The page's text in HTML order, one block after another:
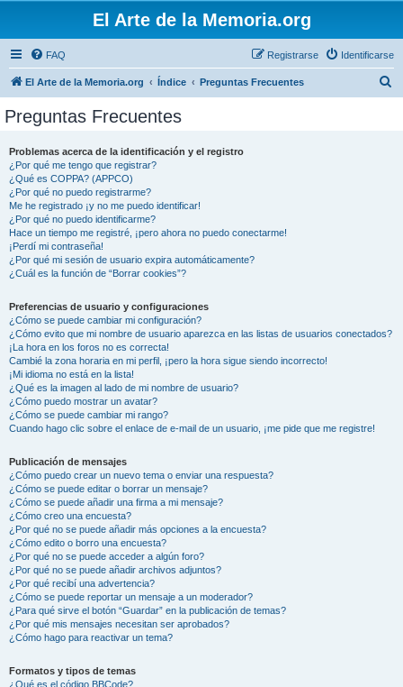
El Arte de la Memoria.org
FAQ Identificarse
Registrarse
El Arte de la Memoria.org Índice Preguntas Frecuentes
Preguntas Frecuentes
Problemas acerca de la identificación y el registro
¿Por qué me tengo que registrar?
¿Qué es COPPA? (APPCO)
¿Por qué no puedo registrarme?
Me he registrado ¡y no me puedo identificar!
¿Por qué no puedo identificarme?
Hace un tiempo me registré, ¡pero ahora no puedo conectarme!
¡Perdí mi contraseña!
¿Por qué mi sesión de usuario expira automáticamente?
¿Cuál es la función de “Borrar cookies”?
Preferencias de usuario y configuraciones
¿Cómo se puede cambiar mi configuración?
¿Cómo evito que mi nombre de usuario aparezca en las listas de usuarios conectados?
¡La hora en los foros no es correcta!
Cambié la zona horaria en mi perfil, ¡pero la hora sigue siendo incorrecto!
¡Mi idioma no está en la lista!
¿Qué es la imagen al lado de mi nombre de usuario?
¿Cómo puedo mostrar un avatar?
¿Cómo se puede cambiar mi rango?
Cuando hago clic sobre el enlace de e-mail de un usuario, ¡me pide que me registre!
Publicación de mensajes
¿Cómo puedo crear un nuevo tema o enviar una respuesta?
¿Cómo se puede editar o borrar un mensaje?
¿Cómo se puede añadir una firma a mi mensaje?
¿Cómo creo una encuesta?
¿Por qué no se puede añadir más opciones a la encuesta?
¿Cómo edito o borro una encuesta?
¿Por qué no se puede acceder a algún foro?
¿Por qué no se puede añadir archivos adjuntos?
¿Por qué recibí una advertencia?
¿Cómo se puede reportar un mensaje a un moderador?
¿Para qué sirve el botón “Guardar” en la publicación de temas?
¿Por qué mis mensajes necesitan ser aprobados?
¿Cómo hago para reactivar un tema?
Formatos y tipos de temas
¿Qué es el código BBCode?